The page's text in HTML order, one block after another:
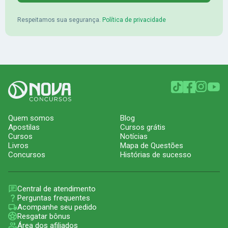
Respeitamos sua segurança. Política de privacidade
Quem somos
Apostilas
Cursos
Livros
Concursos
Blog
Cursos grátis
Notícias
Mapa de Questões
Histórias de sucesso
Central de atendimento
Perguntas frequentes
Acompanhe seu pedido
Resgatar bônus
Área dos afiliados